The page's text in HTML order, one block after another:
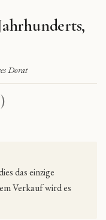
Dorat
das einzige
Verkauf wird es